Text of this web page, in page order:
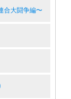
合大闘争編〜